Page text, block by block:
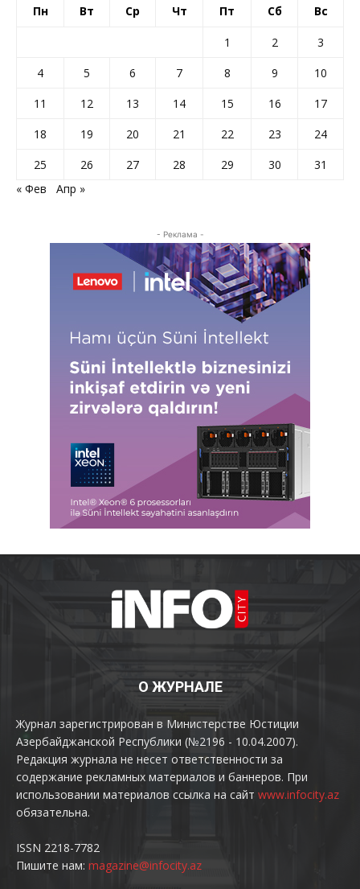
Пн Вт Ср Чт Пт Сб Вс
1 2
3
4
5 6 7 8 9
10
11
12 13 14 15 16
17
18
19 20 21 22 23
24
25
26 27 28 29 30
31
« Фев
Апр »
- Реклама -
О ЖУРНАЛЕ
Журнал зарегистрирован в Министерстве Юстиции
Азербайджанской Республики (№2196 - 10.04.2007).
Редакция журнала не несет ответственности за
содержание рекламных материалов и баннеров. При
использовании материалов ссылка на сайт www.infocity.az
обязательна.
ISSN 2218-7782
Пишите нам: magazine@infocity.az